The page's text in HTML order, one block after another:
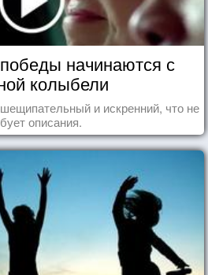
начинаются с
колыбели
и искренний, что не
описания.